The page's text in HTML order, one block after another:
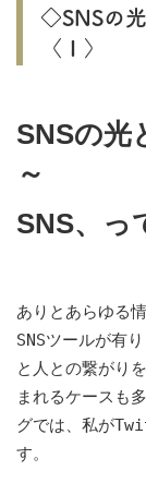
◇SNSの
〈Ⅰ〉
SNSの光
～
SNS、
ありとあらゆる
SNSツールが有
と人との繋がり
まれるケースも
グでは、私が
す。